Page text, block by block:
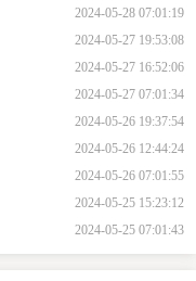
2024-05-28 07:01:19
2024-05-27 19:53:08
2024-05-27 16:52:06
2024-05-27 07:01:34
2024-05-26 19:37:54
2024-05-26 12:44:24
2024-05-26 07:01:55
2024-05-25 15:23:12
2024-05-25 07:01:43